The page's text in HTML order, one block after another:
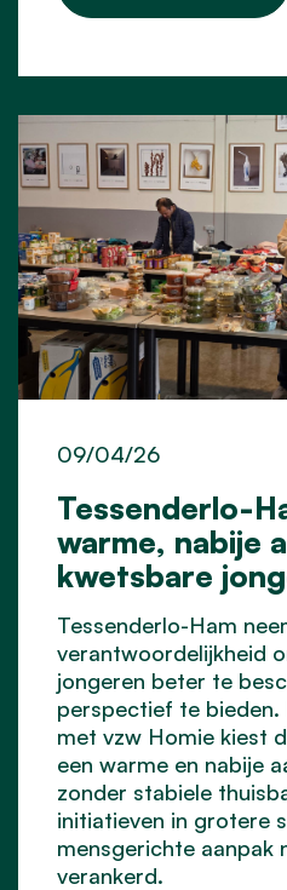
Tessenderlo-
warme, nabije
kwetsbare
09/04/26
Tessenderlo-Ham
verantwoordelijkheid
jongeren beter te
perspectief te bieden.
met vzw Homie kiest
een warme en nabije
zonder stabiele
initiatieven in grotere
mensgerichte aanpak
verankerd.